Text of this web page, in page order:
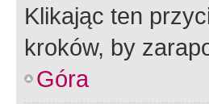
Klikając ten
kroków, by
Góra